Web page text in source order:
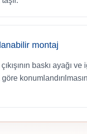
montaj
baskı ayağı ve
göre